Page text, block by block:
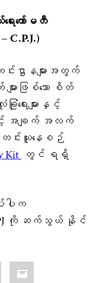
းကော်မတီ
C.P.J.)
းဌာနများအတွက်
ားဖြစ်သော စိတ်
းများနှင့်
အချက် အလက်
တင်းယူနေစဉ်
Kit တွင် ရရှိ
ပါက
ကို ဆက်သွယ် နိုင်
Email